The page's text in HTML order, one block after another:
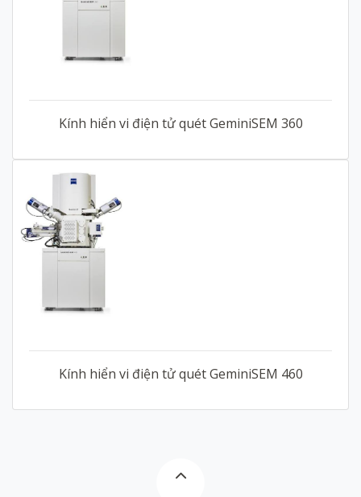
Kính hiển vi điện tử quét GeminiSEM 360
Kính hiển vi điện tử quét GeminiSEM 460